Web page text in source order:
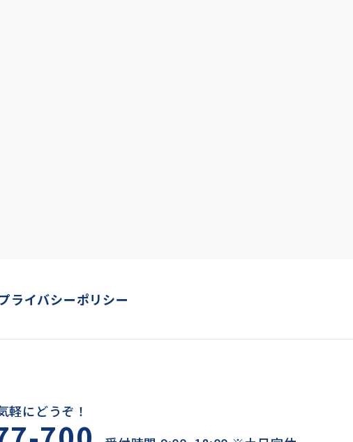
ライバシーポリシー
軽にどうぞ！